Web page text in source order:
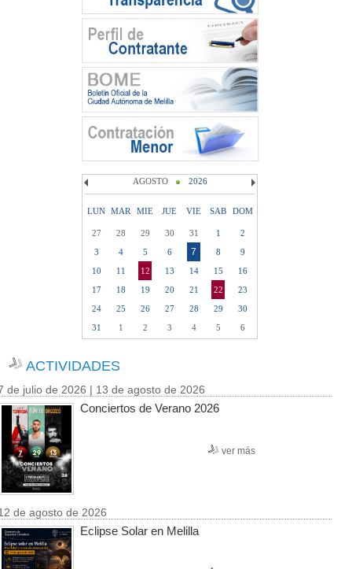
AGOSTO 2026
LUN MAR MIE JUE VIE SAB DOM
27 28 29 30 31 1
2
3
4 5 6 7 8
9
10
11 12 13 14 15
16
17
18 19 20 21 22
23
24
25 26 27 28 29
30
31
1 2 3 4 5 6
ACTIVIDADES
de julio de 2026 | 13 de agosto de 2026
Conciertos de Verano 2026
ver más
de agosto de 2026
Eclipse Solar en Melilla